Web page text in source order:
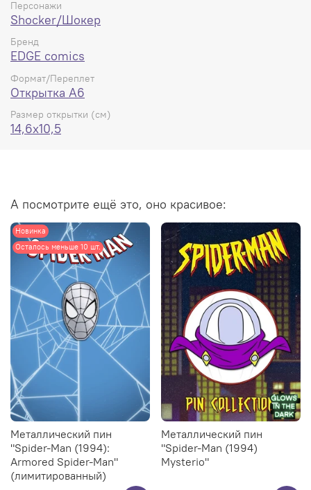
Персонажи
Shocker/Шокер
Бренд
EDGE comics
Формат/Переплет
Открытка А6
Размер открытки (см)
14,6x10,5
А посмотрите ещё это, оно красивое:
Новинка
Осталось меньше 10 шт.
Металлический пин
"Spider-Man (1994):
Armored Spider-Man"
(лимитированный)
Металлический пин
"Spider-Man (1994)
Mysterio"